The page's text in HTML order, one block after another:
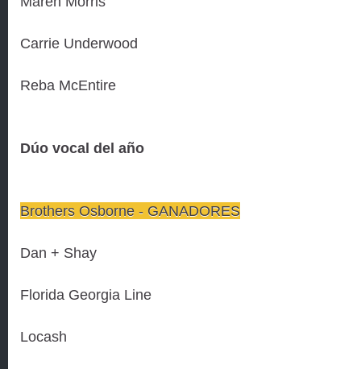
Carrie Underwood
Reba McEntire
Dúo vocal del año
Brothers Osborne - GANADORES
Dan + Shay
Florida Georgia Line
Locash